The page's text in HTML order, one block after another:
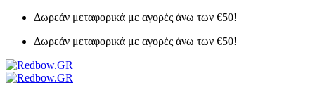
Μετάβαση
περιεχόμενο
Δωρεάν μεταφορικά με αγορές άνω των €50!
Δωρεάν μεταφορικά με αγορές άνω των €50!